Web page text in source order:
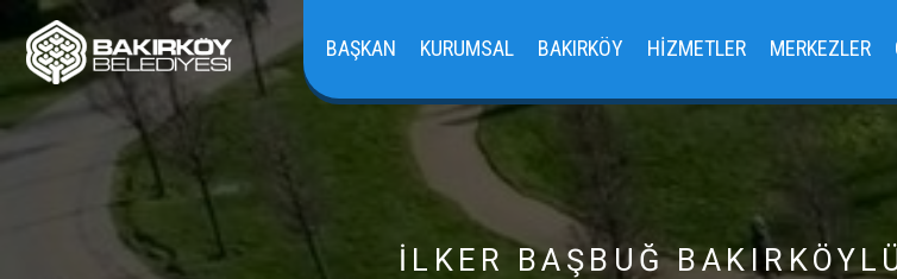
BAŞKAN KURUMSAL BAKIRKÖY HIZMETLER MERKEZLER
İLKER BAŞBUĞ